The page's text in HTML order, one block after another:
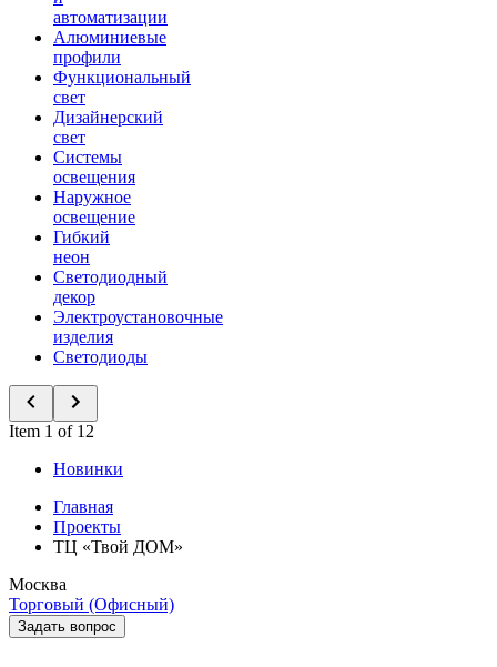
автоматизации
Алюминиевые
профили
Функциональный
свет
Дизайнерский
свет
Системы
освещения
Наружное
освещение
Гибкий
неон
Светодиодный
декор
Электроустановочные
изделия
Светодиоды
Item 1 of 12
Новинки
Главная
Проекты
ТЦ «Твой ДОМ»
Москва
Торговый (Офисный)
Задать вопрос